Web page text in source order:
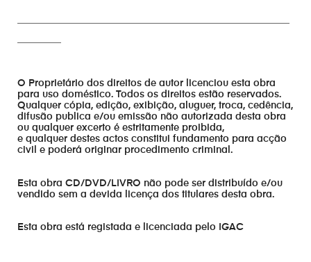
O Proprietário dos direitos de autor licenciou esta obra
para uso doméstico. Todos os direitos estão reservados.
Qualquer cópia, edição, exibição, aluguer, troca, cedência,
difusão publica e/ou emissão não autorizada desta obra
ou qualquer excerto é estritamente proibida,
e qualquer destes actos constitui fundamento para acção
civil e poderá originar procedimento criminal.
Esta obra CD/DVD/LIVRO não pode ser distribuído e/ou
vendido sem a devida licença dos titulares desta obra.
Esta obra está registada e licenciada pelo IGAC